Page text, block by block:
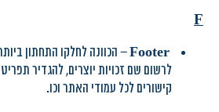
F
Footer– הכוונה לחלקו התחתון
לרשום שם זכויות יוצרים, להגדיר
קישורים לכל עמודי האתר וכו.